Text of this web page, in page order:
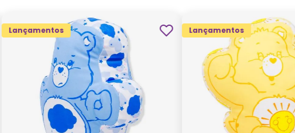
Lançamentos Lançamentos